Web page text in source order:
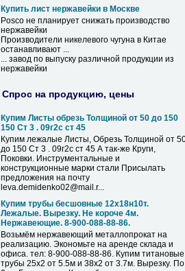
Купить лист нержавейки в Москве
Posco не планирует снижать производство
нержавейки
Производители никелевого чугуна в Китае
останавливают ...
... завод по выпуску различной продукции из
нержавейки
Спрос на продукцию, цены
Купим Листы обрезь Толщиной от 50 до 150
150 Ст 3 . 09г2с ст 45
Купим лежалые Листы, Обрезь Толщиной от
до 150 Ст 3 . 09г2с ст 45 А так-же Круги,
Поковки. Инструментальные и
конструкционные марки стали Присылать
предложения на почту
leva.demidenko02@mail.r...
Купим трубы бесшовные 12х18н10т.
Лежалые. Вырезку. Не короче 4м.
Нержавеющие. 8-900-088-88-86.
Возьмём нержавеющий металлопрокат на
реализацию. Экономьте на аренде склада и
офиса. тел: 8-900-088-88-86. Купим титановые
трубы 25х2 от 5.5м и 38х2 от 3.7м. Вырезку. По